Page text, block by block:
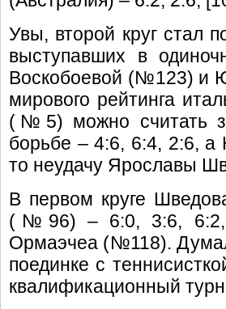
Увы, второй круг стал
выступавших в
Воскобоевой (№123) и
мирового рейтинга
(№5) можно считать
борьбе – 4:6, 6:4, 2:6, а
то неудачу Ярославы
В первом круге
(№96) – 6:0, 3:6, 6:2,
Ормаэчеа (№118).
поединке с
квалификационный